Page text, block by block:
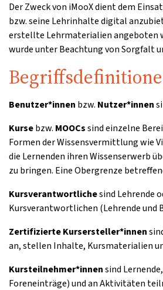
Der Zweck von iMooX dient dem
bzw. seine Lehrinhalte digital
erstellte Lehrmaterialien angeboten
wurde unter Beachtung von Sorgfalt
Benutzer*innen bzw. Nutzer*innen
Kursebzw. MOOCssind einzelne
Formen der Wissensvermittlung wie
die Lernenden ihren Wissenserwerb
zu bringen. Eine Obergrenze
Kursverantwortlichesind Lehrende
Kursverantwortlichen (Lehrende
Zertifizierte Kursersteller*innen
an, stellen Inhalte, Kursmaterialien
Kursteilnehmer*innensind
Foreneinträge) und an Aktivitäten